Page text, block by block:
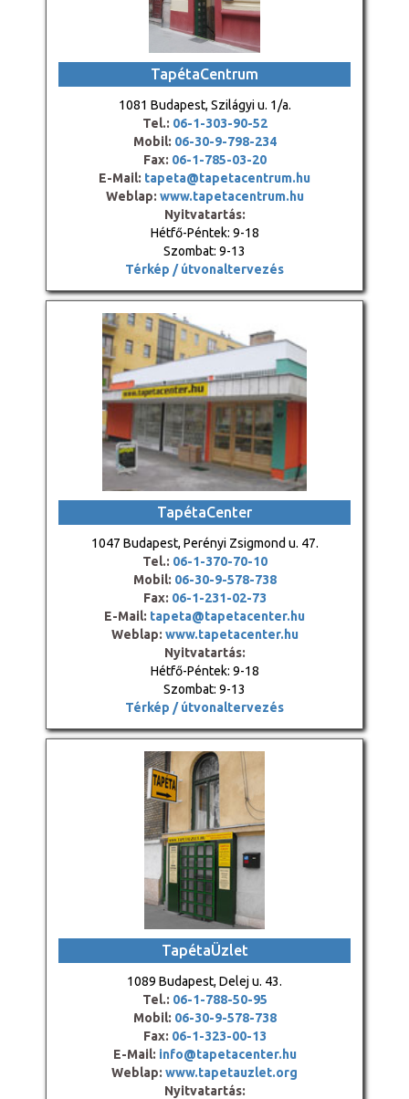
TapétaCentrum
1081 Budapest, Szilágyi u. 1/a.
Tel.: 06-1-303-90-52
Mobil: 06-30-9-798-234
Fax: 06-1-785-03-20
E-Mail: tapeta@tapetacentrum.hu
Weblap: www.tapetacentrum.hu
Nyitvatartás:
Hétfő-Péntek: 9-18
Szombat: 9-13
Térkép / útvonaltervezés
TapétaCenter
1047 Budapest, Perényi Zsigmond u. 47.
Tel.: 06-1-370-70-10
Mobil: 06-30-9-578-738
Fax: 06-1-231-02-73
E-Mail: tapeta@tapetacenter.hu
Weblap: www.tapetacenter.hu
Nyitvatartás:
Hétfő-Péntek: 9-18
Szombat: 9-13
Térkép / útvonaltervezés
TapétaÜzlet
1089 Budapest, Delej u. 43.
Tel.: 06-1-788-50-95
Mobil: 06-30-9-578-738
Fax: 06-1-323-00-13
E-Mail: info@tapetacenter.hu
Weblap: www.tapetauzlet.org
Nyitvatartás: